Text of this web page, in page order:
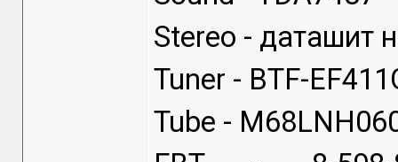
Stereo - даташит
Tuner - BTF-
Tube -